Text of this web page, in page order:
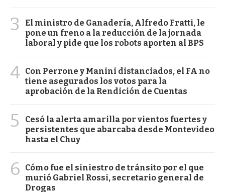
3
El ministro de Ganadería, Alfredo Fratti, le
pone un freno a la reducción de la jornada
laboral y pide que los robots aporten al BPS
4 Con Perrone y Manini distanciados, el FA no
tiene asegurados los votos para la
aprobación de la Rendición de Cuentas
5
Cesó la alerta amarilla por vientos fuertes y
persistentes que abarcaba desde Montevideo
hasta el Chuy
6
Cómo fue el siniestro de tránsito por el que
murió Gabriel Rossi, secretario general de
Drogas